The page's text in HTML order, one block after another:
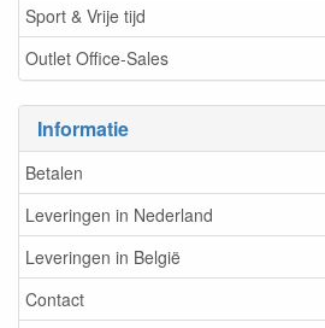
Sport & Vrije tijd
Outlet Office-Sales
Informatie
Betalen
Leveringen in Nederland
Leveringen in België
Contact